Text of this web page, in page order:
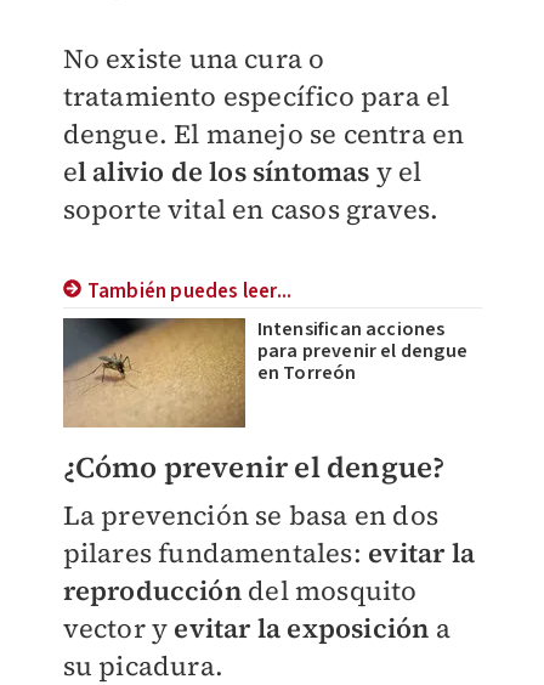
No existe una cura o
tratamiento específico para el
dengue. El manejo se centra en
el alivio de los síntomas y el
soporte vital en casos graves.
También puedes leer...
Intensifican acciones
para prevenir el dengue
en Torreón
¿Cómo prevenir el dengue?
La prevención se basa en dos
pilares fundamentales: evitar la
reproduccióndel mosquito
vector y evitar la exposición a
su picadura.